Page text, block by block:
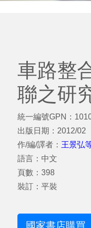
車路整
聯之研
統一編號GPN：
出版日期：2012/02
作/編/譯者： 王景弘
語言：中文
頁數：398
裝訂：平裝
國家書店購買